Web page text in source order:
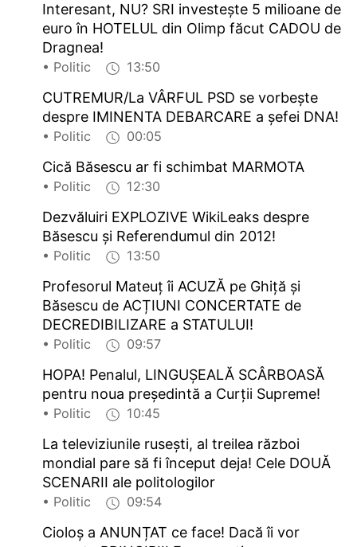
Interesant, NU? SRI investește 5 milioane de
euro în HOTELUL din Olimp făcut CADOU de
Dragnea!
• Politic 13:50
CUTREMUR/La VÂRFUL PSD se vorbește
despre IMINENTA DEBARCARE a șefei DNA!
• Politic 00:05
Cică Băsescu ar fi schimbat MARMOTA
• Politic 12:30
Dezvăluiri EXPLOZIVE WikiLeaks despre
Băsescu și Referendumul din 2012!
• Politic 13:50
Profesorul Mateuț îi ACUZĂ pe Ghiță și
Băsescu de ACȚIUNI CONCERTATE de
DECREDIBILIZARE a STATULUI!
• Politic 09:57
HOPA! Penalul, LINGUȘEALĂ SCÂRBOASĂ
pentru noua președintă a Curții Supreme!
• Politic 10:45
La televiziunile rusești, al treilea război
mondial pare să fi început deja! Cele DOUĂ
SCENARII ale politologilor
• Politic 09:54
Cioloș a ANUNȚAT ce face! Dacă îi vor